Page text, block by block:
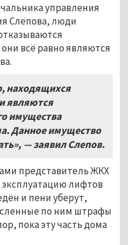
управления
Слепова, люди
всё равно являются
находящихся
являются
имущества
Данное имущество
— заявил Слепов.
представитель ЖКХ
эксплуатацию лифтов
и пени уберут,
по ним штрафы
пока эту часть дома